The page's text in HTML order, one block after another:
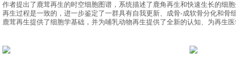
作者提出了鹿茸再生的时空细胞图谱，系统描述了鹿角再生和快速生长的细
再生过程是一致的，进一步鉴定了一群具有自我更新、成骨-成软骨分化和骨
鹿茸再生提供了细胞学基础，并为哺乳动物再生提供了全新的认知、为再生医